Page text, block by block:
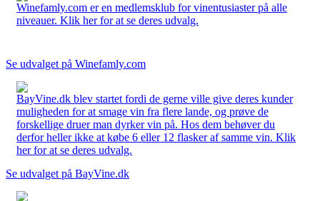
Winefamly.com er en medlemsklub for vinentusiaster på alle
niveauer. Klik her for at se deres udvalg.
Se udvalget på Winefamly.com
BayVine.dk blev startet fordi de gerne ville give deres kunder
muligheden for at smage vin fra flere lande, og prøve de
forskellige druer man dyrker vin på. Hos dem behøver du
derfor heller ikke at købe 6 eller 12 flasker af samme vin. Klik
her for at se deres udvalg.
Se udvalget på BayVine.dk